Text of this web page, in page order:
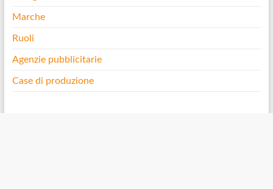
Marche
Ruoli
Agenzie pubblicitarie
Case di produzione